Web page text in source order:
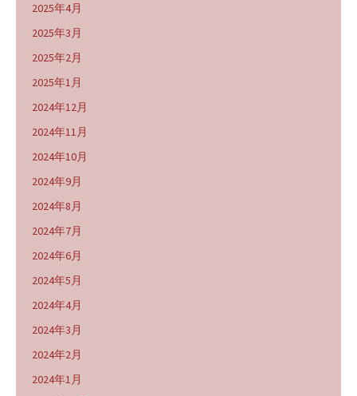
2025年4月
2025年3月
2025年2月
2025年1月
2024年12月
2024年11月
2024年10月
2024年9月
2024年8月
2024年7月
2024年6月
2024年5月
2024年4月
2024年3月
2024年2月
2024年1月